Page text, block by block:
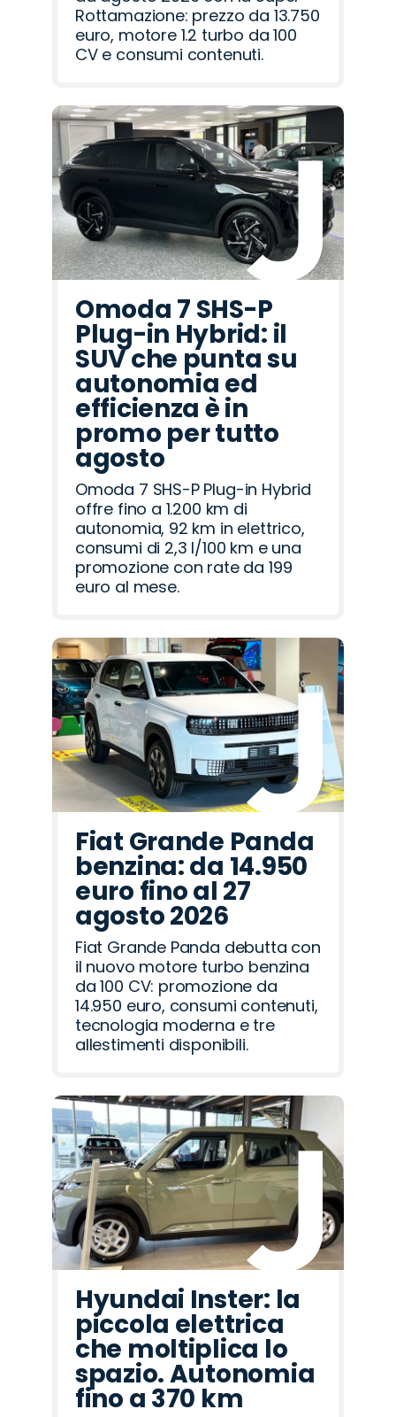
Rottamazione: prezzo da 13.750
euro, motore 1.2 turbo da 100
CV e consumi contenuti.
Omoda 7 SHS-P
Plug-in Hybrid: il
SUV che punta su
autonomia ed
efficienza è in
promo per tutto
agosto
Omoda 7 SHS-P Plug-in Hybrid
offre fino a 1.200 km di
autonomia, 92 km in elettrico,
consumi di 2,3 l/100 km e una
promozione con rate da 199
euro al mese.
Fiat Grande Panda
benzina: da 14.950
euro fino al 27
agosto 2026
Fiat Grande Panda debutta con
il nuovo motore turbo benzina
da 100 CV: promozione da
14.950 euro, consumi contenuti,
tecnologia moderna e tre
allestimenti disponibili.
Hyundai Inster: la
piccola elettrica
che moltiplica lo
spazio. Autonomia
fino a 370 km